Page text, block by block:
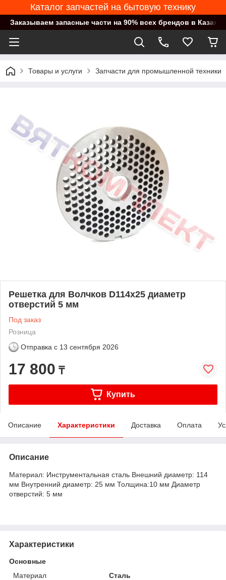
Каталог запчастей на бытовую технику
Заказываем запасные части на 90% всех брендов в
Товары и услуги Запчасти для промышленной техники
Решетка для Волчков D114х25 диаметр
отверстий 5 мм
Под заказ
Розница
Отправка с 13 сентября 2026
17 800 ₸
Купить
Описание Характеристики Доставка Оплата
Описание
Материал: Инструментальная сталь Внешний диаметр: 114
мм Внутренний диаметр: 25 мм Толщина:10 мм Диаметр
отверстий: 5 мм
Характеристики
Основные
Материал
Сталь